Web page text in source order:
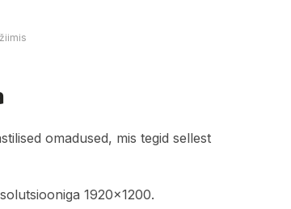
omadused, mis tegid sellest
1920×1200.